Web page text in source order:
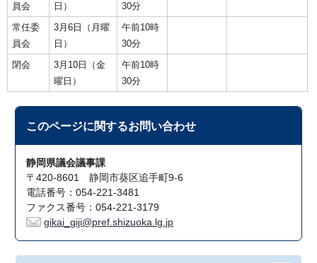
員会
日）
30分
常任委
員会
3月6日（月曜
日）
午前10時
30分
閉会
3月10日（金
曜日）
午前10時
30分
このページに関するお問い合わせ
静岡県議会議事課
〒420-8601 静岡市葵区追手町9-6
電話番号：054-221-3481
ファクス番号：054-221-3179
gikai_giji@pref.shizuoka.lg.jp